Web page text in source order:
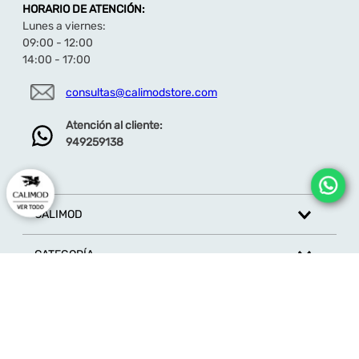
HORARIO DE ATENCIÓN:
Lunes a viernes:
09:00 - 12:00
14:00 - 17:00
consultas@calimodstore.com
Atención al cliente:
949259138
CALIMOD
CATEGORÍA